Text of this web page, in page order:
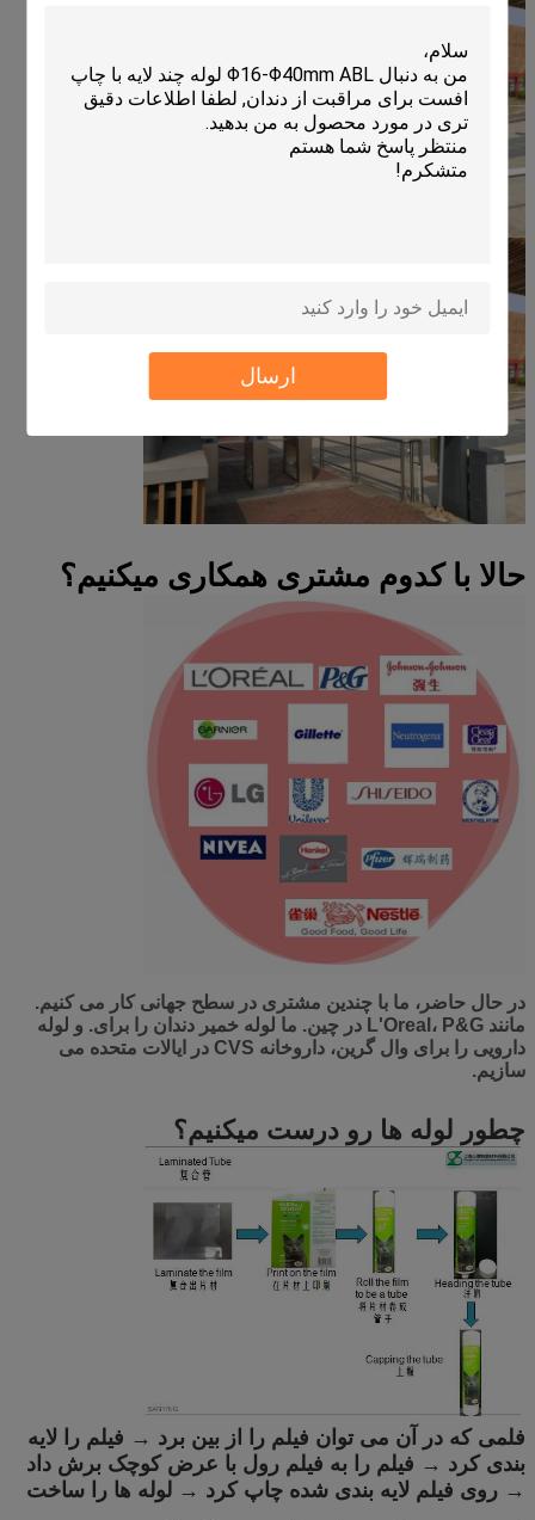
ارسال
حالا با کدوم مشتری همکاری میکنیم؟
در حال حاضر، ما با چندین مشتری در سطح جهانی کار می کنیم.
مانند L'Oreal، P&G در چین. ما لوله خمیر دندان را برای. و لوله
دارویی را برای وال گرین، داروخانه CVS در ایالات متحده می
سازیم.
چطور لوله ها رو درست میکنیم؟
فلمی که در آن می توان فیلم را از بین برد → فیلم را لایه
بندی کرد → فیلم را به فیلم رول با عرض کوچک برش داد
→ روی فیلم لایه بندی شده چاپ کرد → لوله ها را ساخت